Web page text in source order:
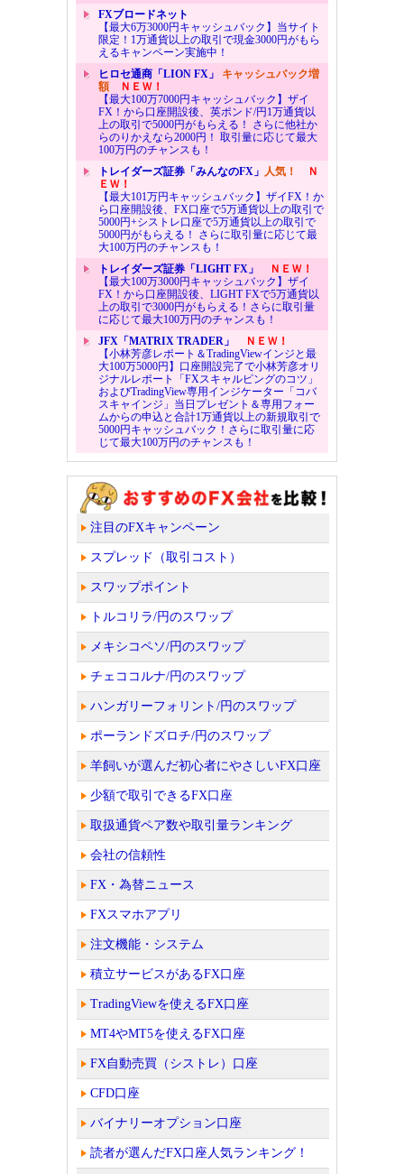
FXブロードネット
【最大6万3000円キャッシュバック】当サイト
限定！1万通貨以上の取引で現金3000円がもら
えるキャンペーン実施中！
ヒロセ通商「LION FX」 キャッシュバック増
額ＮＥＷ！
【最大100万7000円キャッシュバック】ザイ
FX！から口座開設後、英ポンド/円1万通貨以
上の取引で5000円がもらえる！ さらに他社か
らのりかえなら2000円！ 取引量に応じて最大
100万円のチャンスも！
トレイダーズ証券「みんなのFX」 人気！
Ｎ
ＥＷ！
【最大101万円キャッシュバック】ザイFX！か
ら口座開設後、FX口座で5万通貨以上の取引で
5000円+シストレ口座で5万通貨以上の取引で
5000円がもらえる！ さらに取引量に応じて最
大100万円のチャンスも！
トレイダーズ証券「LIGHT FX」
ＮＥＷ！
【最大100万3000円キャッシュバック】ザイ
FX！から口座開設後、LIGHT FXで5万通貨以
上の取引で3000円がもらえる！さらに取引量
に応じて最大100万円のチャンスも！
JFX「MATRIX TRADER」
ＮＥＷ！
【小林芳彦レポート＆TradingViewインジと最
大100万5000円】口座開設完了で小林芳彦オリ
ジナルレポート「FXスキャルピングのコツ」
およびTradingView専用インジケーター「コバ
スキャインジ」当日プレゼント＆専用フォー
ムからの申込と合計1万通貨以上の新規取引で
5000円キャッシュバック！さらに取引量に応
じて最大100万円のチャンスも！
注目のFXキャンペーン
スプレッド（取引コスト）
スワップポイント
トルコリラ/円のスワップ
メキシコペソ/円のスワップ
チェココルナ/円のスワップ
ハンガリーフォリント/円のスワップ
ポーランドズロチ/円のスワップ
羊飼いが選んだ初心者にやさしいFX口座
少額で取引できるFX口座
取扱通貨ペア数や取引量ランキング
会社の信頼性
FX・為替ニュース
FXスマホアプリ
注文機能・システム
積立サービスがあるFX口座
TradingViewを使えるFX口座
MT4やMT5を使えるFX口座
FX自動売買（シストレ）口座
CFD口座
バイナリーオプション口座
読者が選んだFX口座人気ランキング！